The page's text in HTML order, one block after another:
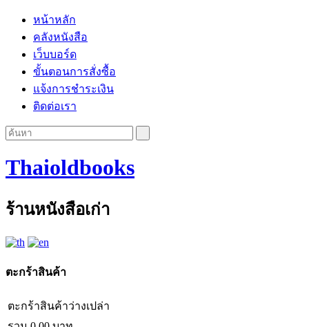
หน้าหลัก
คลังหนังสือ
เว็บบอร์ด
ขั้นตอนการสั่งซื้อ
แจ้งการชำระเงิน
ติดต่อเรา
Thaioldbooks
ร้านหนังสือเก่า
ตะกร้าสินค้า
ตะกร้าสินค้าว่างเปล่า